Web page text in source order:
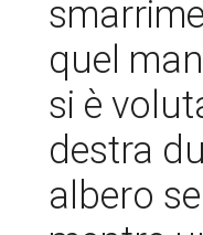
quel
si è
destra
albero